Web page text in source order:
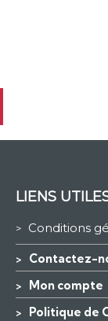
LIENS
> Conditions
> Contactez-
> Mon compte
> Politique de